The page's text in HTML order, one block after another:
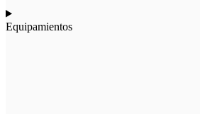
Equipamientos